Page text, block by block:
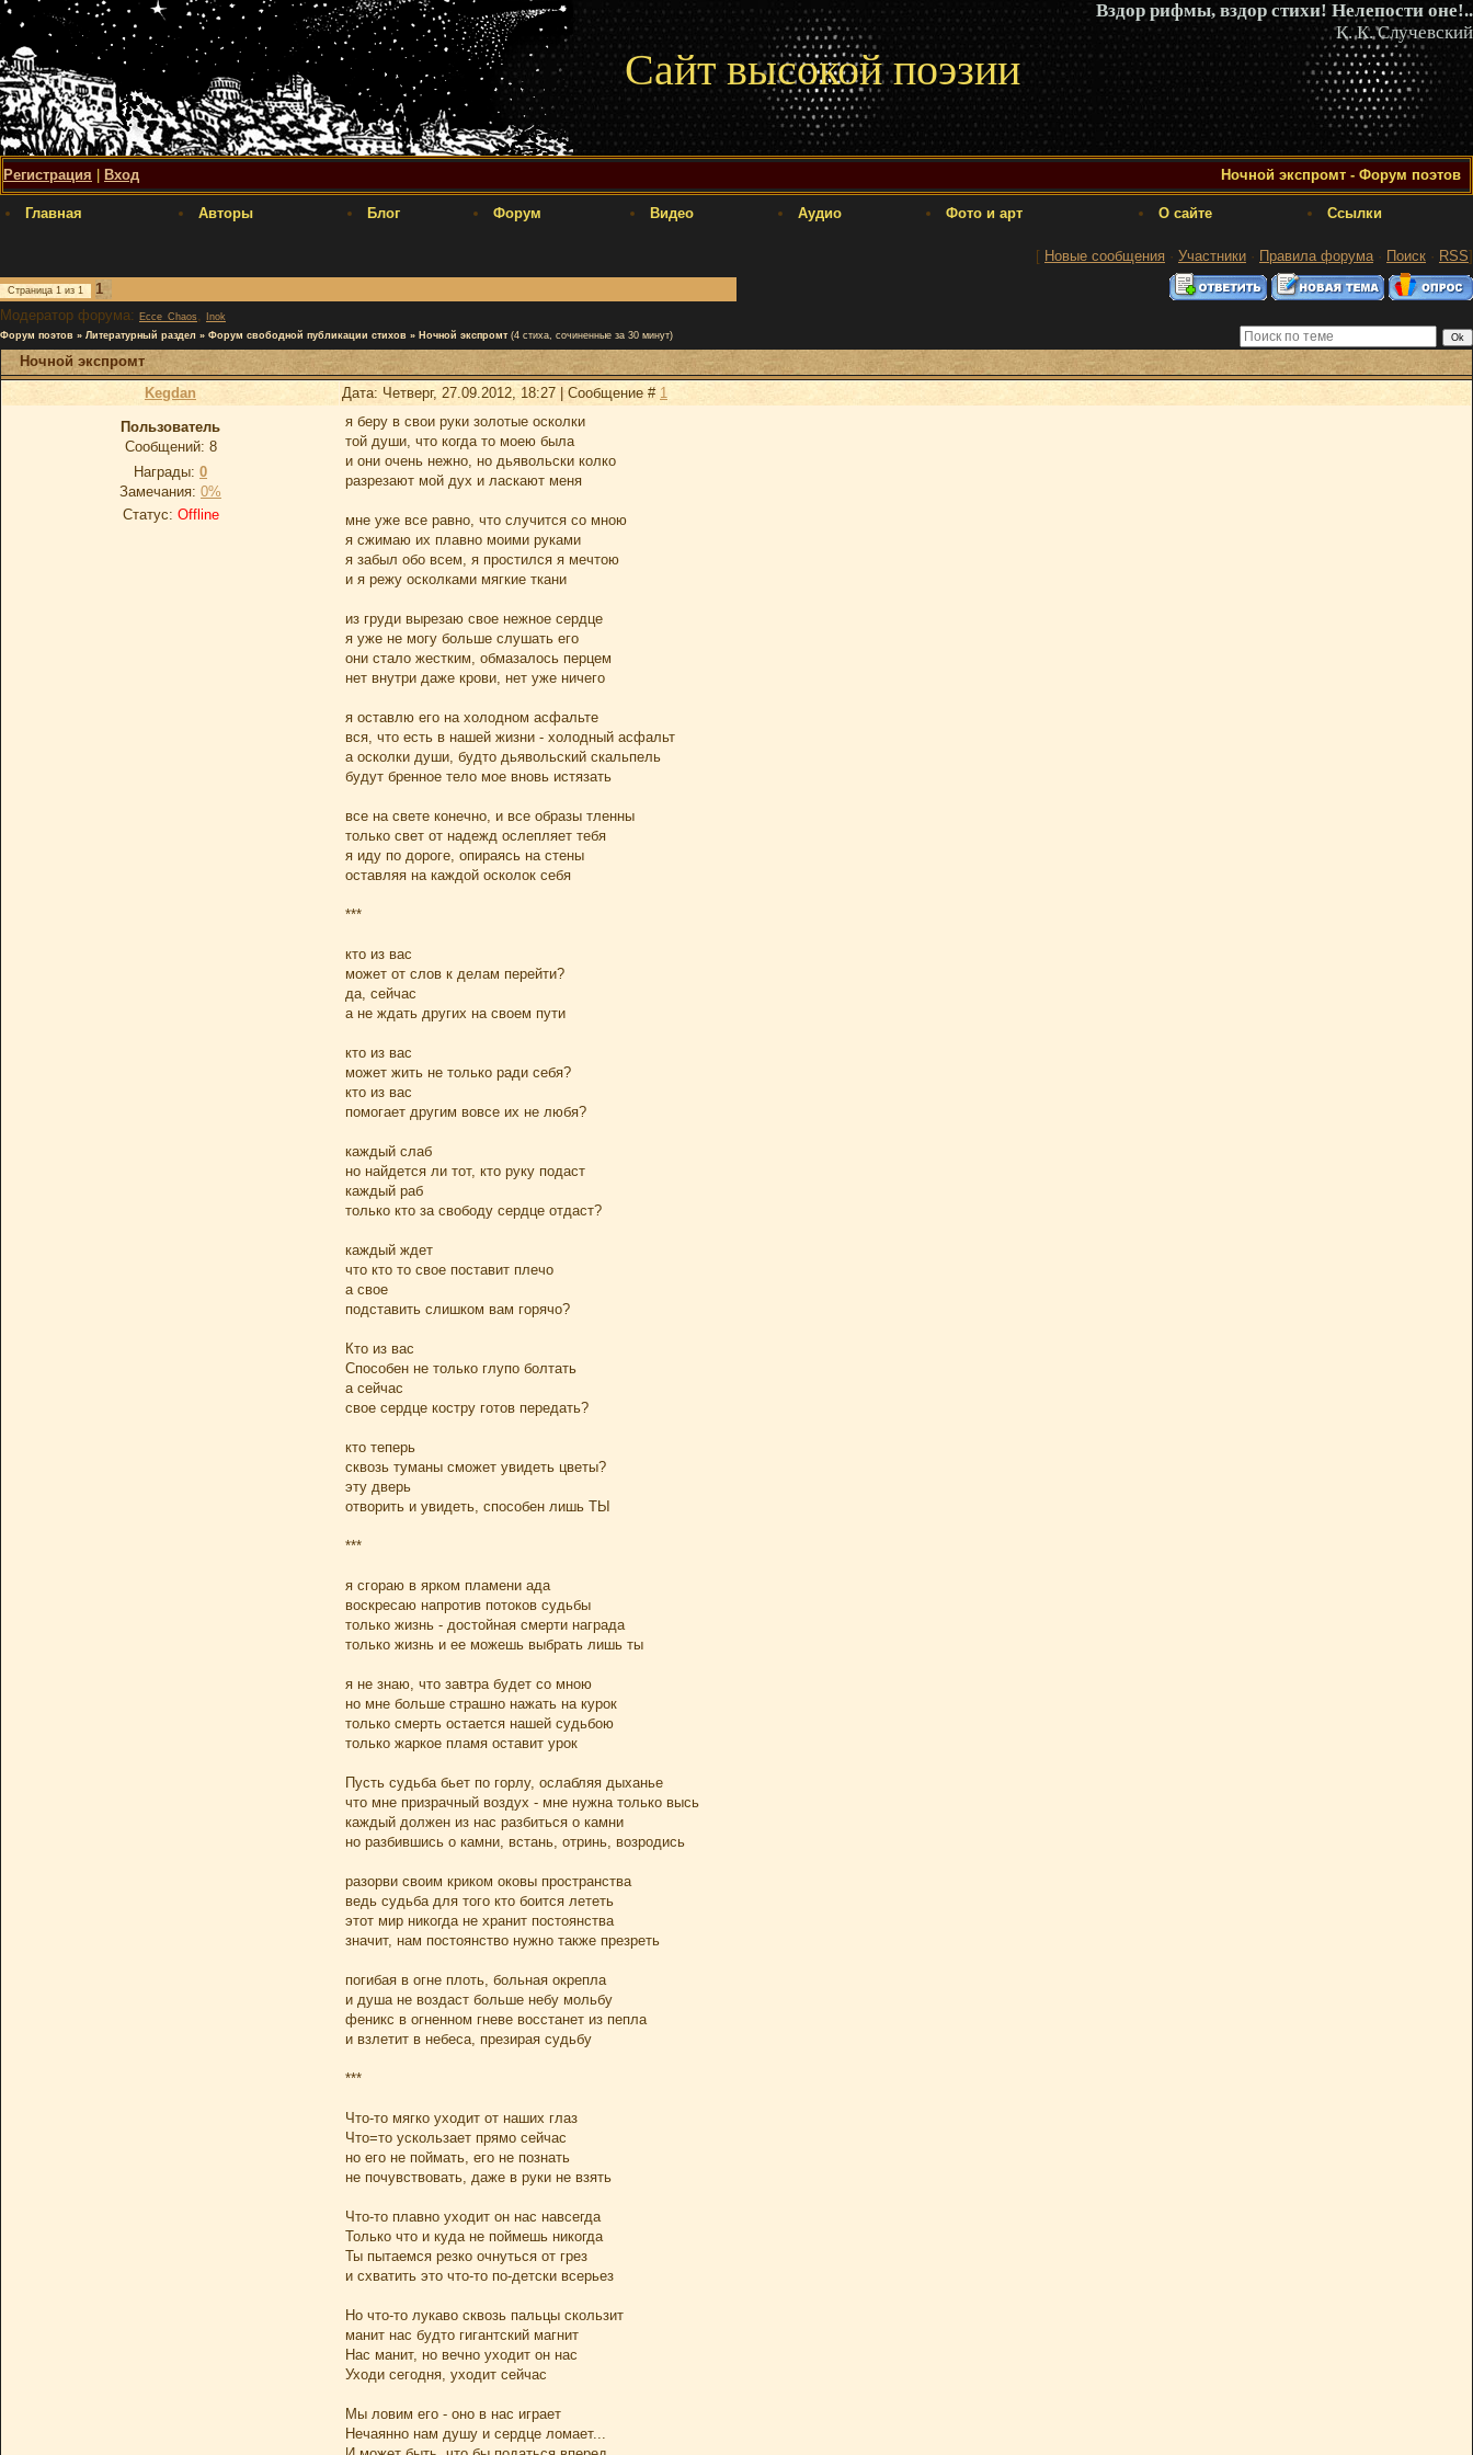
Вздор рифмы, вздор стихи! Нелепости оне!..
К. К. Случевский
Сайт высокой поэзии
Регистрация Вход Ночной экспромт - Форум поэтов
Главная Авторы Блог Форум Видео Аудио Фото и арт О сайте Ссылки
[ Новые сообщения · Участники · Правила форума· Поиск · RSS]
Страница 1 из 1
1
Модератор форума: Ecce_Chaos ,
Inok
Форум поэтов » Литературный раздел » Форум свободной публикации стихов » Ночной экспромт (4 стиха, сочиненные за 30 минут)
Ночной экспромт
Kegdan
Дата: Четверг, 27.09.2012, 18:27 | Сообщение # 1
Пользователь
Сообщений: 8
Награды: 0
Замечания: 0%
Статус: Offline
я беру в свои руки золотые осколки
той души, что когда то моею была
и они очень нежно, но дьявольски колко
разрезают мой дух и ласкают меня
мне уже все равно, что случится со мною
я сжимаю их плавно моими руками
я забыл обо всем, я простился я мечтою
и я режу осколками мягкие ткани
из груди вырезаю свое нежное сердце
я уже не могу больше слушать его
они стало жестким, обмазалось перцем
нет внутри даже крови, нет уже ничего
я оставлю его на холодном асфальте
вся, что есть в нашей жизни - холодный асфальт
а осколки души, будто дьявольский скальпель
будут бренное тело мое вновь истязать
все на свете конечно, и все образы тленны
только свет от надежд ослепляет тебя
я иду по дороге, опираясь на стены
оставляя на каждой осколок себя
***
кто из вас
может от слов к делам перейти?
да, сейчас
а не ждать других на своем пути
кто из вас
может жить не только ради себя?
кто из вас
помогает другим вовсе их не любя?
каждый слаб
но найдется ли тот, кто руку подаст
каждый раб
только кто за свободу сердце отдаст?
каждый ждет
что кто то свое поставит плечо
а свое
подставить слишком вам горячо?
Кто из вас
Способен не только глупо болтать
а сейчас
свое сердце костру готов передать?
кто теперь
сквозь туманы сможет увидеть цветы?
эту дверь
отворить и увидеть, способен лишь ТЫ
***
я сгораю в ярком пламени ада
воскресаю напротив потоков судьбы
только жизнь - достойная смерти награда
только жизнь и ее можешь выбрать лишь ты
я не знаю, что завтра будет со мною
но мне больше страшно нажать на курок
только смерть остается нашей судьбою
только жаркое пламя оставит урок
Пусть судьба бьет по горлу, ослабляя дыханье
что мне призрачный воздух - мне нужна только высь
каждый должен из нас разбиться о камни
но разбившись о камни, встань, отринь, возродись
разорви своим криком оковы пространства
ведь судьба для того кто боится лететь
этот мир никогда не хранит постоянства
значит, нам постоянство нужно также презреть
погибая в огне плоть, больная окрепла
и душа не воздаст больше небу мольбу
феникс в огненном гневе восстанет из пепла
и взлетит в небеса, презирая судьбу
***
Что-то мягко уходит от наших глаз
Что=то ускользает прямо сейчас
но его не поймать, его не познать
не почувствовать, даже в руки не взять
Что-то плавно уходит он нас навсегда
Только что и куда не поймешь никогда
Ты пытаемся резко очнуться от грез
и схватить это что-то по-детски всерьез
Но что-то лукаво сквозь пальцы скользит
манит нас будто гигантский магнит
Нас манит, но вечно уходит он нас
Уходи сегодня, уходит сейчас
Мы ловим его - оно в нас играет
Нечаянно нам душу и сердце ломает...